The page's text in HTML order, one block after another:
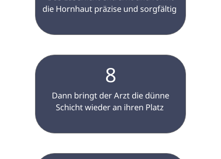
die Hornhaut präzise und sorgfältig
8
Schicht wieder an ihren Platz